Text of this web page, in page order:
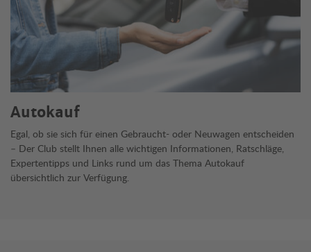
Autokauf
Egal, ob sie sich für einen Gebraucht- oder Neuwagen entscheiden
– Der Club stellt Ihnen alle wichtigen Informationen, Ratschläge,
Expertentipps und Links rund um das Thema Autokauf
übersichtlich zur Verfügung.